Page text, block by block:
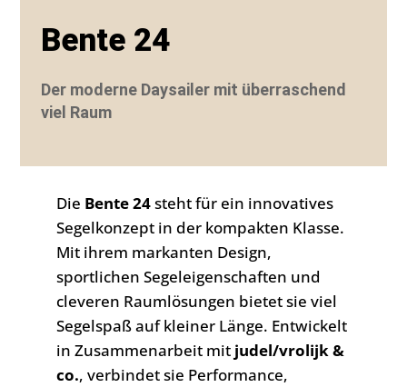
Bente 24
Der moderne Daysailer mit überraschend
viel Raum
Die Bente 24steht für ein innovatives
Segelkonzept in der kompakten Klasse.
Mit ihrem markanten Design,
sportlichen Segeleigenschaften und
cleveren Raumlösungen bietet sie viel
Segelspaß auf kleiner Länge. Entwickelt
in Zusammenarbeit mit judel/vrolijk &
co., verbindet sie Performance,